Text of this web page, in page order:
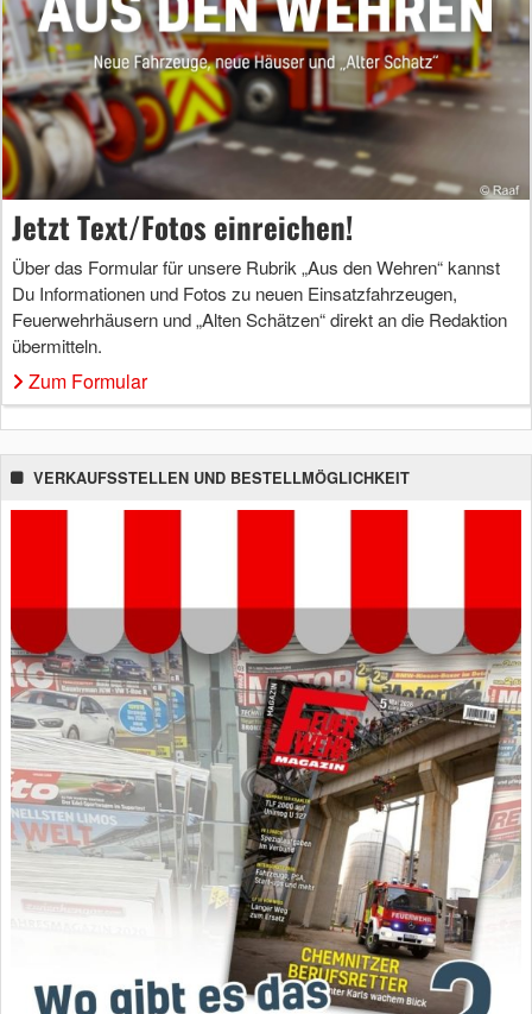
Jetzt Text/Fotos einreichen!
Über das Formular für unsere Rubrik „Aus den Wehren“ kannst
Du Informationen und Fotos zu neuen Einsatzfahrzeugen,
Feuerwehrhäusern und „Alten Schätzen“ direkt an die Redaktion
übermitteln.
Zum Formular
VERKAUFSSTELLEN UND BESTELLMÖGLICHKEIT